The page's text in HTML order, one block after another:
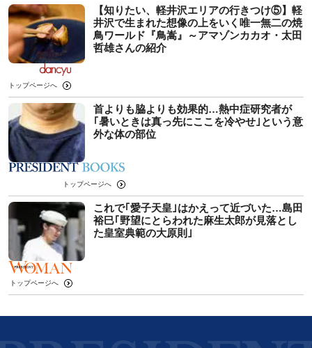
【知りたい、軽井沢エリアの行きつけ⑤】軽
井沢で生まれた想像の上をいく唯一無二の焼
鳥ワールド『鳥嵩』～アマゾンカカオ・太田
哲雄さんの紹介
トップページへ
首よりも脇よりも効果的…熱中症研究者が
｢暑いときは真っ先にここを冷やせ｣という意
外な体の部位
トップページへ
これで｢愛子天皇｣はかえって近づいた…島田
裕巳｢野望にとらわれた麻生太郎が見落とし
た皇室典範の大原則｣
トップページへ